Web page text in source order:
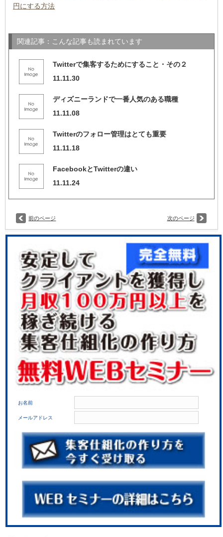
円にする方法
関連記事：こんな記事も読まれています
Twitterで集客するためにすること・その２
11.11.30
ディズニーランドで一番人気のある職種
11.11.08
Twitterのフォロー管理はとても重要
11.11.18
FacebookとTwitterの違い
11.11.24
前のページ 次のページ
お名前
メールアドレス